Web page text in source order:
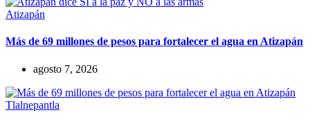
Atizapán
Más de 69 millones de pesos para fortalecer el agua en Atizapán
agosto 7, 2026
Tlalnepantla